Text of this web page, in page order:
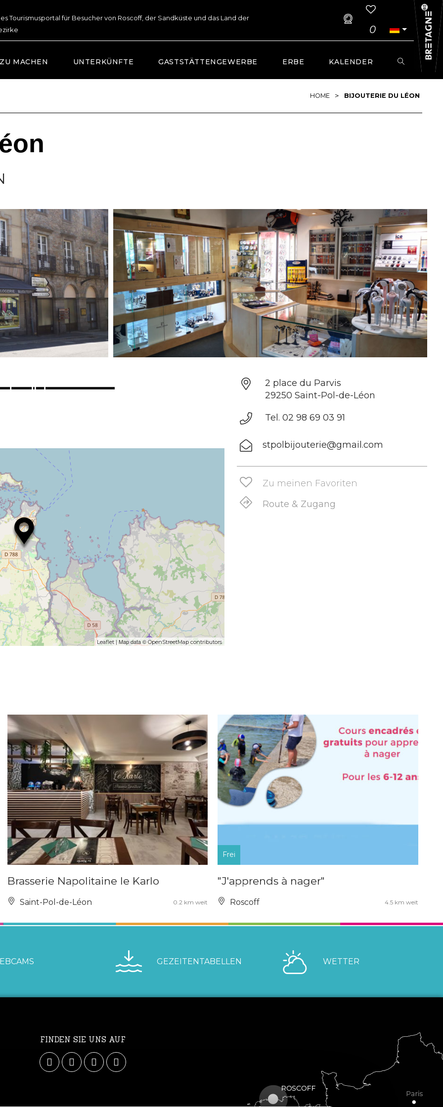
Tourismusportal für Besucher von Roscoff, der Sandküste und das Land der
0
MACHEN UNTERKÜNFTE GASTSTÄTTENGEWERBE ERBE KALENDER
HOME > BIJOUTERIE DU LÉON
Leaflet | Map data ©OpenStreetMap contributors
2 place du Parvis
29250 Saint-Pol-de-Léon
Tel. 02 98 69 03 91
stpolbijouterie@gmail.com
Zu meinen Favoriten
Route & Zugang
Brasserie Napolitaine le Karlo
Saint-Pol-de-Léon 0.2 km weit
Frei
"J'apprends à nager"
Roscoff 4.5 km weit
GEZEITENTABELLEN WETTER
FINDEN SIE UNS AUF